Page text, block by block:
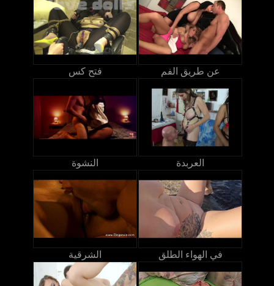
فتح كس عن طريق الفم
النشوة العربدة
الشرقية في الهواء الطلق